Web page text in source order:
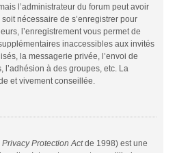
l’administrateur du forum peut avoir
nécessaire de s’enregistrer pour
l’enregistrement vous permet de
inaccessibles aux invités
la messagerie privée, l’envoi de
l’adhésion à des groupes, etc. La
et vivement conseillée.
Protection Actde 1998) est une